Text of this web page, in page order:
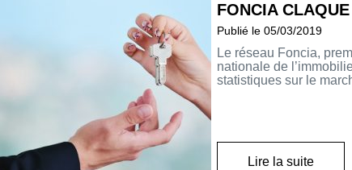
FONCIA
Publié le 05/03/2019
Le réseau Foncia,
nationale de
statistiques sur le
Lire la suite